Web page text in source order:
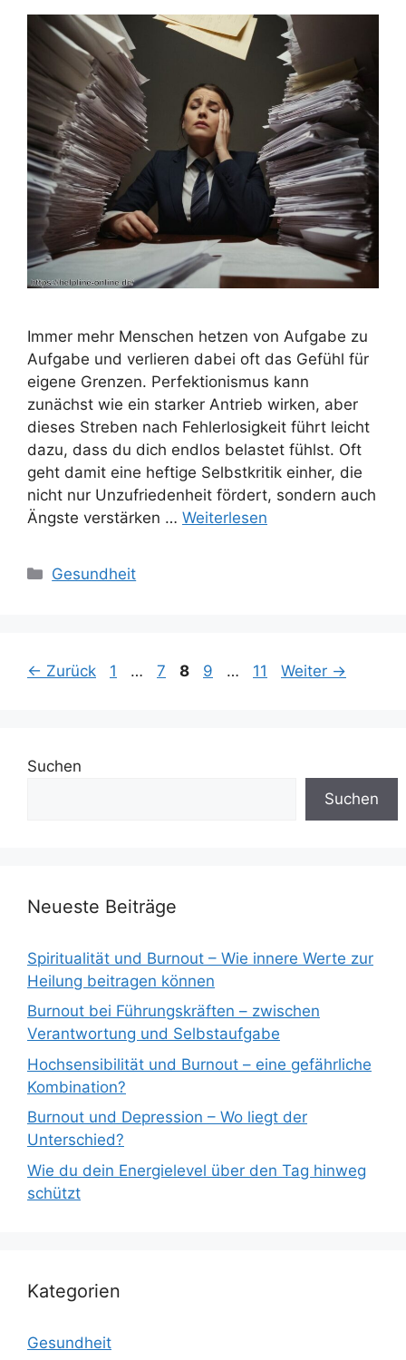
Immer mehr Menschen hetzen von Aufgabe zu
Aufgabe und verlieren dabei oft das Gefühl für
eigene Grenzen. Perfektionismus kann
zunächst wie ein starker Antrieb wirken, aber
dieses Streben nach Fehlerlosigkeit führt leicht
dazu, dass du dich endlos belastet fühlst. Oft
geht damit eine heftige Selbstkritik einher, die
nicht nur Unzufriedenheit fördert, sondern auch
Ängste verstärken … Weiterlesen
Kategorien
Gesundheit
← Zurück Seite
1 … Seite
7 Seite
8 Seite
9 … Seite
11 Weiter →
Suchen
Suchen
Neueste Beiträge
Spiritualität und Burnout – Wie innere Werte zur
Heilung beitragen können
Burnout bei Führungskräften – zwischen
Verantwortung und Selbstaufgabe
Hochsensibilität und Burnout – eine gefährliche
Kombination?
Burnout und Depression – Wo liegt der
Unterschied?
Wie du dein Energielevel über den Tag hinweg
schützt
Kategorien
Gesundheit